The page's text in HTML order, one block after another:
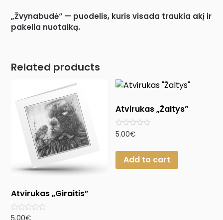
„Žvynabudė“ — puodelis, kuris visada traukia akį ir
pakelia nuotaiką.
Related products
Atvirukas „Giraitis”
Rated
Atvirukas „Žaltys”
Rated
of
5.00€
Add to cart